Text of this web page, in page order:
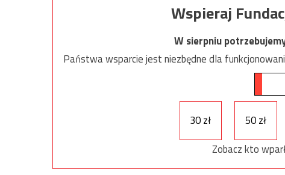
Wspieraj
W sierpniu
Państwa wsparcie jest niezbędne dla
30 zł 50 zł
Zobacz kto